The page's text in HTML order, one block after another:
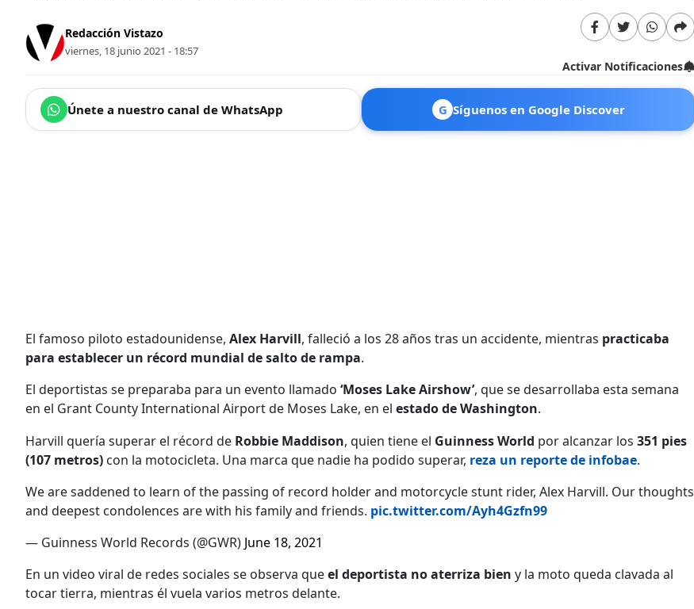
Redacción Vistazo
viernes, 18 junio 2021 - 18:57
Activar Notificaciones
Únete a nuestro canal de WhatsApp G Síguenos en Google Discover
El famoso piloto estadounidense, Alex Harvill, falleció a los 28 años tras un accidente, mientras practicaba
para establecer un récord mundial de salto de rampa.
El deportistas se preparaba para un evento llamado ‘Moses Lake Airshow’, que se desarrollaba esta semana
en el Grant County International Airport de Moses Lake, en el estado de Washington.
Harvill quería superar el récord de Robbie Maddison, quien tiene el Guinness World por alcanzar los 351 pies
(107 metros) con la motocicleta. Una marca que nadie ha podido superar, reza un reporte de infobae.
We are saddened to learn of the passing of record holder and motorcycle stunt rider, Alex Harvill. Our thoughts
and deepest condolences are with his family and friends. pic.twitter.com/Ayh4Gzfn99
— Guinness World Records (@GWR) June 18, 2021
En un video viral de redes sociales se observa queel deportista no aterriza bien y la moto queda clavada al
tocar tierra, mientras él vuela varios metros delante.